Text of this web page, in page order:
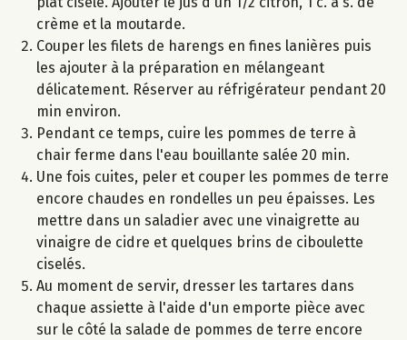
crème et la moutarde.
Couper les filets de harengs en fines lanières puis
les ajouter à la préparation en mélangeant
délicatement. Réserver au réfrigérateur pendant 20
min environ.
Pendant ce temps, cuire les pommes de terre à
chair ferme dans l'eau bouillante salée 20 min.
Une fois cuites, peler et couper les pommes de terre
encore chaudes en rondelles un peu épaisses. Les
mettre dans un saladier avec une vinaigrette au
vinaigre de cidre et quelques brins de ciboulette
ciselés.
Au moment de servir, dresser les tartares dans
chaque assiette à l'aide d'un emporte pièce avec
sur le côté la salade de pommes de terre encore